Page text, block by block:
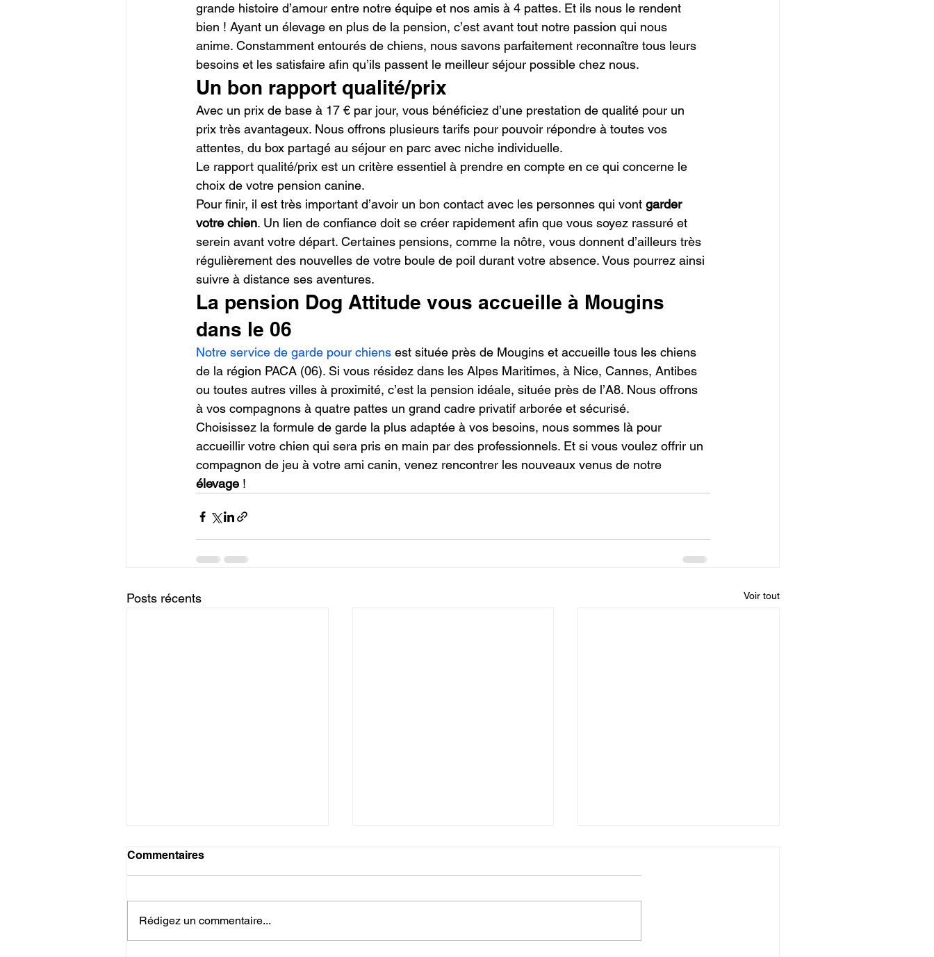
grande histoire d’amour entre notre équipe et nos amis à 4 pattes. Et ils nous le rendent
bien ! Ayant un élevage en plus de la pension, c’est avant tout notre passion qui nous
anime. Constamment entourés de chiens, nous savons parfaitement reconnaître tous leurs
besoins et les satisfaire afin qu’ils passent le meilleur séjour possible chez nous.
Un bon rapport qualité/prix
Avec un prix de base à 17 € par jour, vous bénéficiez d’une prestation de qualité pour un
prix très avantageux. Nous offrons plusieurs tarifs pour pouvoir répondre à toutes vos
attentes, du box partagé au séjour en parc avec niche individuelle.
Le rapport qualité/prix est un critère essentiel à prendre en compte en ce qui concerne le
choix de votre pension canine.
Pour finir, il est très important d’avoir un bon contact avec les personnes qui vont garder
votre chien. Un lien de confiance doit se créer rapidement afin que vous soyez rassuré et
serein avant votre départ. Certaines pensions, comme la nôtre, vous donnent d’ailleurs très
régulièrement des nouvelles de votre boule de poil durant votre absence. Vous pourrez ainsi
suivre à distance ses aventures.
La pension Dog Attitude vous accueille à Mougins
dans le 06
Notre service de garde pour chiens est située près de Mougins et accueille tous les chiens
de la région PACA (06). Si vous résidez dans les Alpes Maritimes, à Nice, Cannes, Antibes
ou toutes autres villes à proximité, c’est la pension idéale, située près de l’A8. Nous offrons
à vos compagnons à quatre pattes un grand cadre privatif arborée et sécurisé.
Choisissez la formule de garde la plus adaptée à vos besoins, nous sommes là pour
accueillir votre chien qui sera pris en main par des professionnels. Et si vous voulez offrir un
compagnon de jeu à votre ami canin, venez rencontrer les nouveaux venus de notre
élevage !
Posts récents Voir tout
Commentaires
Rédigez un commentaire...